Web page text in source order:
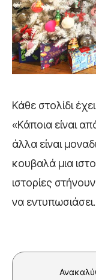
Κάθε στολίδι
«Κάποια είναι
άλλα είναι
κουβαλά μια
ιστορίες
να